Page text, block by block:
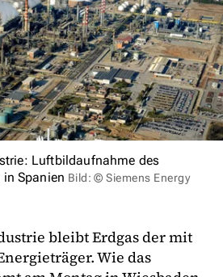
Luftbildaufnahme des
Spanien Bild: © Siemens Energy
bleibt Erdgas der mit
Wie das